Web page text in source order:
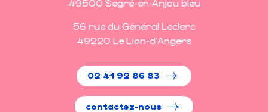
49500 Segré-en-Anjou bleu
56 rue du Général Leclerc
49220 Le Lion-d'Angers
02 41 92 86 83
contactez-nous